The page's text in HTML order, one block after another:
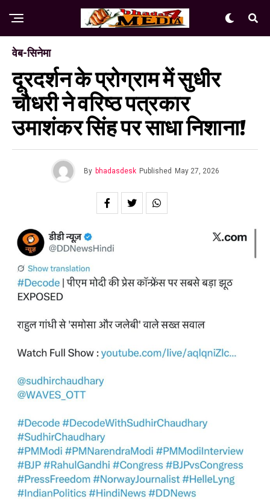
वेब-सिनेमा
दूरदर्शन के प्रोग्राम में सुधीर
चौधरी ने वरिष्ठ पत्रकार
उमाशंकर सिंह पर साधा निशाना!
By bhadasdesk Published May 27, 2026